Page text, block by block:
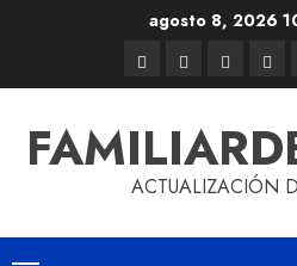
agosto 8, 2026
ACTUALIZACIÓN